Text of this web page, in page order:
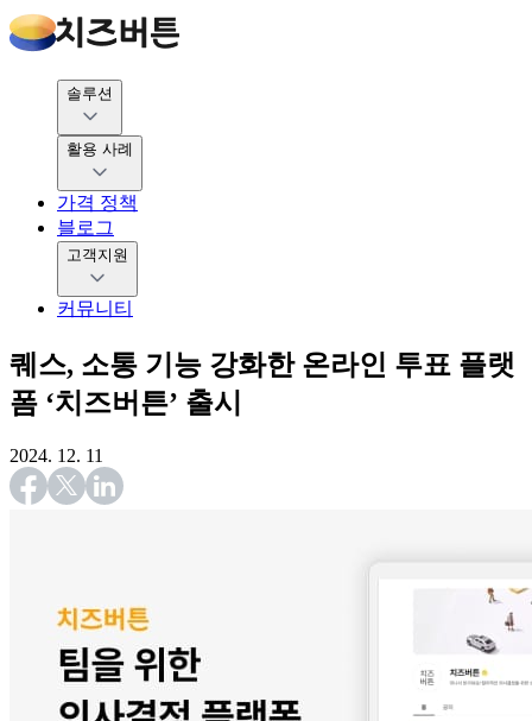
솔루션
활용 사례
가격 정책
블로그
고객지원
커뮤니티
퀘스, 소통 기능 강화한 온라인 투표 플랫
폼 ‘치즈버튼’ 출시
2024. 12. 11